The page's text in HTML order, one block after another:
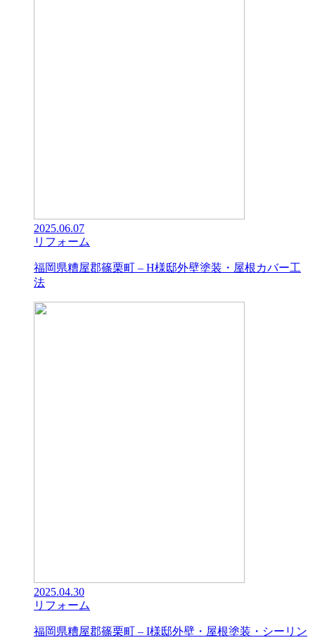
2025.06.07
リフォーム
福岡県糟屋郡篠栗町 – H様邸外壁塗装・屋根カバー工
法
2025.04.30
リフォーム
福岡県糟屋郡篠栗町 – I様邸外壁・屋根塗装・シーリン